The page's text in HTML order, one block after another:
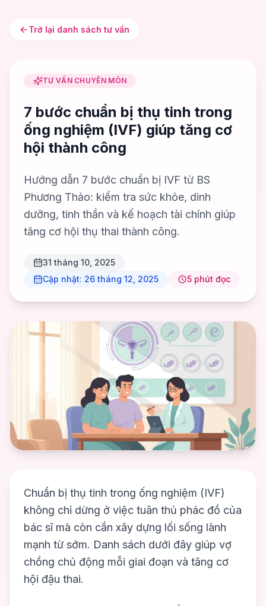
Trở lại danh sách tư vấn
TƯ VẤN CHUYÊN MÔN
7 bước chuẩn bị thụ tinh trong
ống nghiệm (IVF) giúp tăng cơ
hội thành công
Hướng dẫn 7 bước chuẩn bị IVF từ BS
Phương Thảo: kiểm tra sức khỏe, dinh
dưỡng, tinh thần và kế hoạch tài chính giúp
tăng cơ hội thụ thai thành công.
31 tháng 10, 2025
Cập nhật: 26 tháng 12, 2025 5 phút đọc
Chuẩn bị thụ tinh trong ống nghiệm (IVF)
không chỉ dừng ở việc tuân thủ phác đồ của
bác sĩ mà còn cần xây dựng lối sống lành
mạnh từ sớm. Danh sách dưới đây giúp vợ
chồng chủ động mỗi giai đoạn và tăng cơ
hội đậu thai.